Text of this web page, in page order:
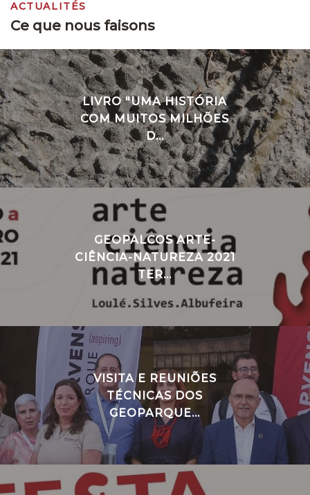
ACTUALITÉS
Ce que nous faisons
LIVRO "UMA HISTÓRIA
COM MUITOS MILHÕES
D...
GEOPALCOS ARTE-
CIÊNCIA-NATUREZA 2021
TER...
VISITA E REUNIÕES
TÉCNICAS DOS
GEOPARQUE...